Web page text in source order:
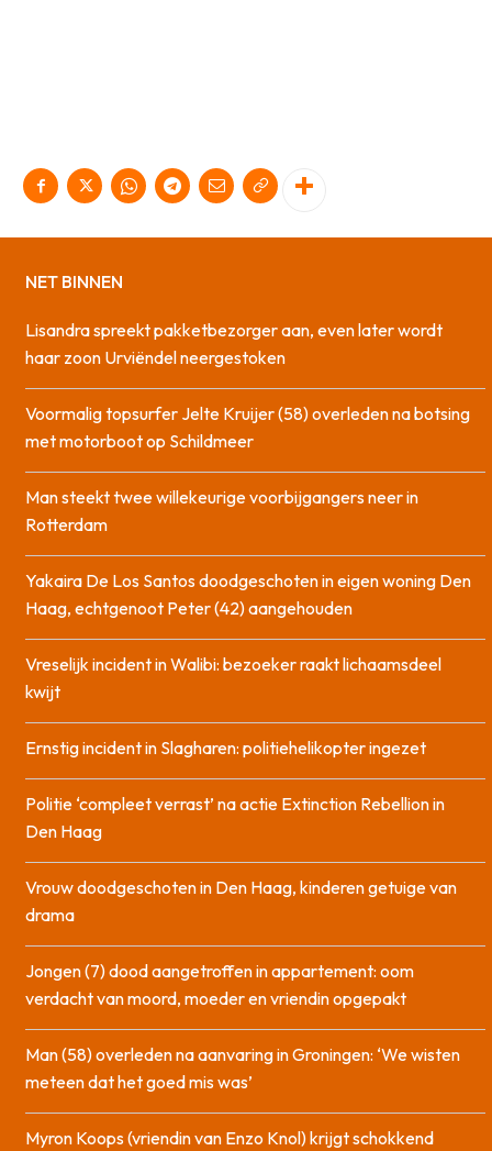
NET BINNEN
Lisandra spreekt pakketbezorger aan, even later wordt
haar zoon Urviëndel neergestoken
Voormalig topsurfer Jelte Kruijer (58) overleden na botsing
met motorboot op Schildmeer
Man steekt twee willekeurige voorbijgangers neer in
Rotterdam
Yakaira De Los Santos doodgeschoten in eigen woning Den
Haag, echtgenoot Peter (42) aangehouden
Vreselijk incident in Walibi: bezoeker raakt lichaamsdeel
kwijt
Ernstig incident in Slagharen: politiehelikopter ingezet
Politie ‘compleet verrast’ na actie Extinction Rebellion in
Den Haag
Vrouw doodgeschoten in Den Haag, kinderen getuige van
drama
Jongen (7) dood aangetroffen in appartement: oom
verdacht van moord, moeder en vriendin opgepakt
Man (58) overleden na aanvaring in Groningen: ‘We wisten
meteen dat het goed mis was’
Myron Koops (vriendin van Enzo Knol) krijgt schokkend